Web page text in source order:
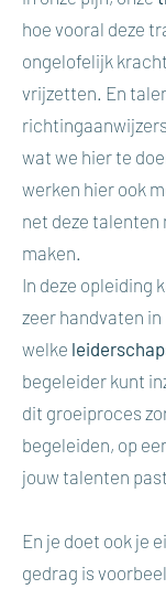
hoe vooral deze
ongelofelijk
vrijzetten. En
wat we hier te
werken hier ook
net deze
maken.
In deze opleiding
zeer handvaten in
welke
begeleider kunt
dit groeiproces
begeleiden, op
jouw talenten
En je doet ook je
gedrag is